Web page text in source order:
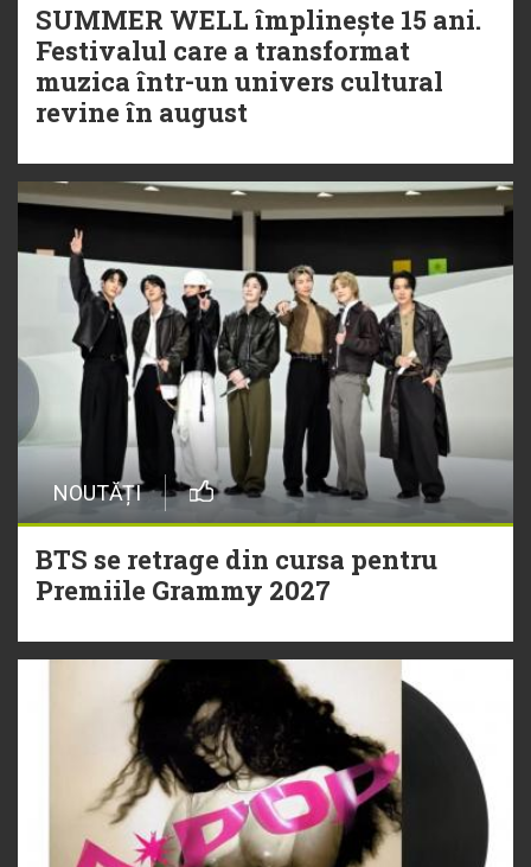
SUMMER WELL împlinește 15 ani.
Festivalul care a transformat
muzica într-un univers cultural
revine în august
NOUTĂȚI
BTS se retrage din cursa pentru
Premiile Grammy 2027